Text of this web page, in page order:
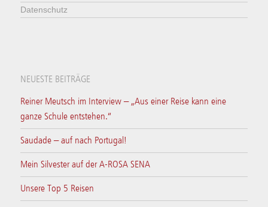
Datenschutz
NEUESTE BEITRÄGE
Reiner Meutsch im Interview – „Aus einer Reise kann eine
ganze Schule entstehen.“
Saudade – auf nach Portugal!
Mein Silvester auf der A-ROSA SENA
Unsere Top 5 Reisen